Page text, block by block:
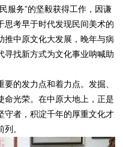
服务”的坚毅获得工作，因谦
思考早于时代发现民间美术的
推中原文化大发展，晚年与病
寻找新方式为文化事业呐喊助
的发力点和着力点。发掘、
命光荣。在中原大地上，正是
守者，积淀千年的厚重文化才
。